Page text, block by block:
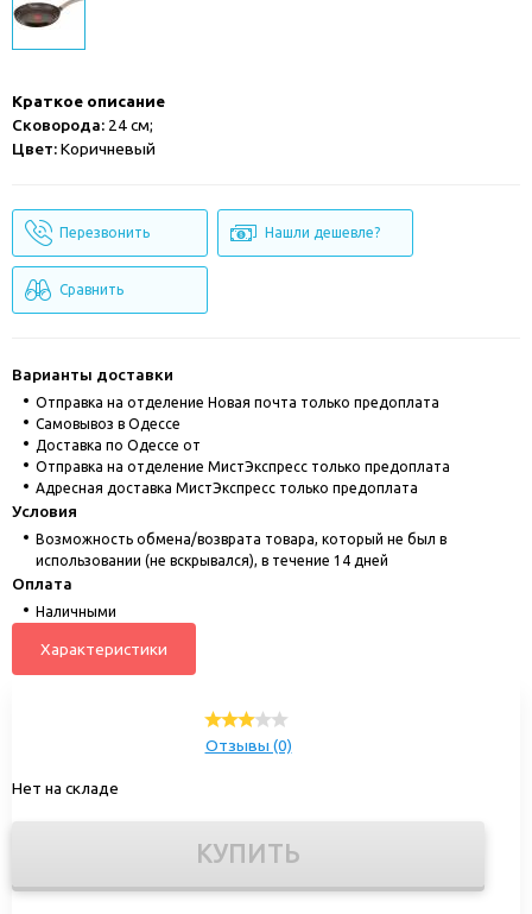
Краткое описание
Сковорода: 24 см;
Цвет:Коричневый
Перезвонить Нашли дешевле?
Сравнить
Варианты доставки
Отправка на отделение Новая почта только предоплата
Cамовывоз в Одессе
Доставка по Одессе от
Отправка на отделение МистЭкспресс только предоплата
Адресная доставка МистЭкспресс только предоплата
Условия
Возможность обмена/возврата товара, который не был в
использовании (не вскрывался), в течение 14 дней
Оплата
Наличными
Характеристики
Отзывы (0)
Нет на складе
КУПИТЬ